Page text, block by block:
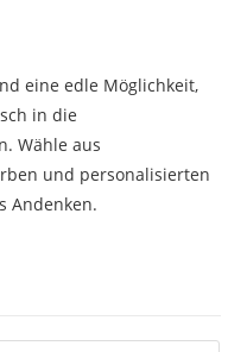
eine edle Möglichkeit,
in die
Wähle aus
und personalisierten
Andenken.